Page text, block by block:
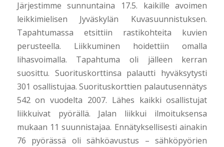
Järjestimme sunnuntaina 17.5. kaikille avoimen
leikkimielisen Jyväskylän Kuvasuunnistuksen.
Tapahtumassa etsittiin rastikohteita kuvien
perusteella. Liikkuminen hoidettiin omalla
lihasvoimalla. Tapahtuma oli jälleen kerran
suosittu. Suorituskorttinsa palautti hyväksytysti
301 osallistujaa. Suorituskorttien palautusennätys
542 on vuodelta 2007. Lähes kaikki osallistujat
liikkuivat pyörällä. Jalan liikkui ilmoituksensa
mukaan 11 suunnistajaa. Ennätyksellisesti ainakin
76 pyörässä oli sähköavustus – sähköpyörien